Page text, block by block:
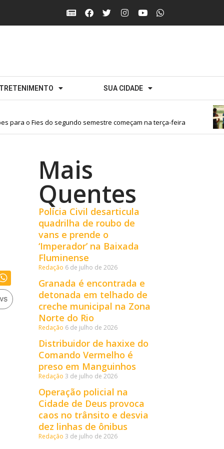
SUA CIDADE
o Fies do segundo semestre começam na terça-feira
Mais
Quentes
Polícia Civil desarticula
quadrilha de roubo de
vans e prende o
‘Imperador’ na Baixada
Fluminense
Redação 6 de julho de 2026
Granada é encontrada e
detonada em telhado de
creche municipal na Zona
Norte do Rio
Redação 6 de julho de 2026
Distribuidor de haxixe do
Comando Vermelho é
preso em Manguinhos
Redação 3 de julho de 2026
Operação policial na
Cidade de Deus provoca
caos no trânsito e desvia
dez linhas de ônibus
Redação 3 de julho de 2026